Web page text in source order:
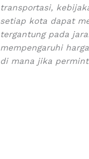
transportasi,
setiap kota dapat
tergantung pada
mempengaruhi
di mana jika